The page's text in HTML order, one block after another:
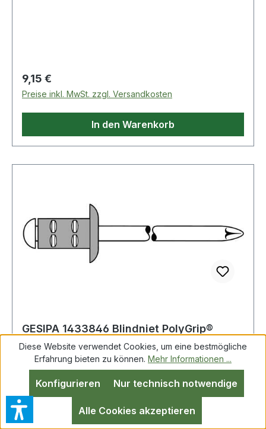
spritzwassergeschützt Weitere technische
Eigenschaften: · Inhalt: 500 Stück · Material:
Aluminium / Stahl
Regulärer Preis:
9,15 €
Preise inkl. MwSt. zzgl. Versandkosten
In den Warenkorb
GESIPA 1433846 Blindniet PolyGrip®
Nietschaft d x l 3,2 x 8 mm Aluminium /
Stahl
Blindniet PolyGrip® Nietschaft dxl 3,2x8,0mm
Alu/Stahl 100 St.GESIPA Mini-Pack · mit
Sollbruchdorn Prüfung gemäß DIN EN ISO
Diese Website verwendet Cookies, um eine bestmögliche
Erfahrung bieten zu können. Mehr Informationen ...
Nur technisch notwendige
Konfigurieren
Alle Cookies akzeptieren